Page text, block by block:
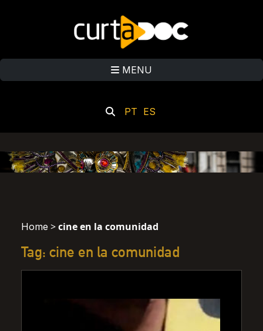
MENU
PT ES
Home >cine en la comunidad
Tag: cine en la comunidad